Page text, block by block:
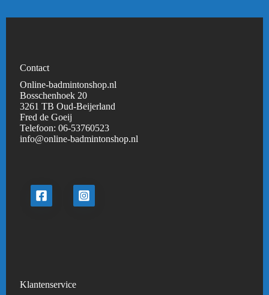
Contact
Online-badmintonshop.nl
Bosschenhoek 20
3261 TB Oud-Beijerland
Fred de Goeij
Telefoon:06-53760523
info@online-badmintonshop.nl
Klantenservice